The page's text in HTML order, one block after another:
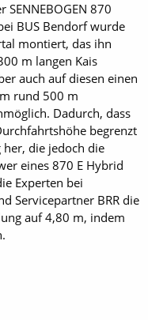
870
BUS Bendorf wurde
montiert, das ihn
m langen Kais
auch auf diesen einen
rund 500 m
Dadurch, dass
begrenzt
her, die jedoch die
eines 870 E Hybrid
Experten bei
Servicepartner BRR die
auf 4,80 m, indem